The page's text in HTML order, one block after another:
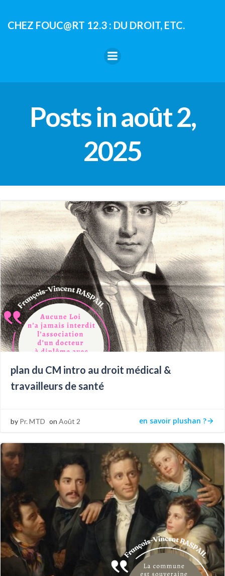
contenu
CHEZ FOUC@RT 12.3 : DU DROIT, ETC.
Posts in août 2,
2025
plan du CM intro au droit médical &
travailleurs de santé
by Pr. MTD on Août 2 en savoir plushan ?